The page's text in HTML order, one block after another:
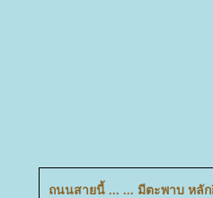
ถนนสายนี้ ... ... มีตะพาบ หลั